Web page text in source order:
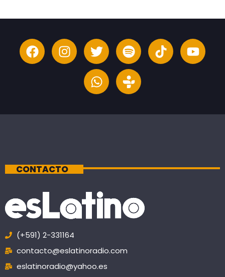
CONTACTO
(+591) 2-331164
contacto@eslatinoradio.com
eslatinoradio@yahoo.es